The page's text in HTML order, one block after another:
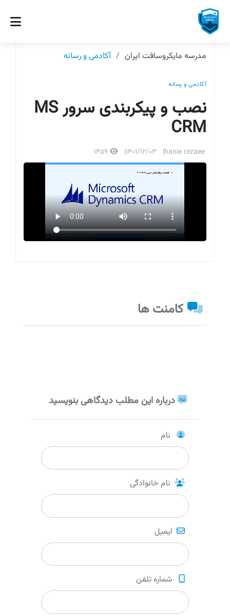
مدرسه مایکروسافت ایران آکادمی و رسانه
آکادمی و رسانه
نصب و پیکربندی سرور MS
CRM
hanie rezaee
1401/12/03
کامنت ها
درباره این مطلب دیدگاهی بنویسید
نام
نام خانوادگی
ایمیل
شماره تلفن